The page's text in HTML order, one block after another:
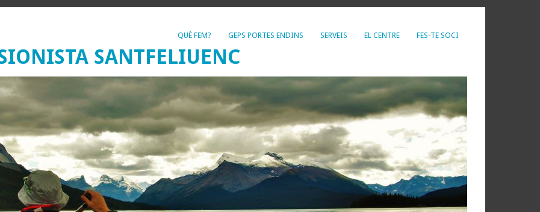
QUÈ FEM? GEPS PORTES ENDINS SERVEIS EL CENTRE FES-TE SOCI
SANTFELIUENC